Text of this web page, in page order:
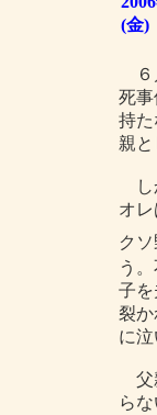
(金)
６
死
持た
親
し
オ
ク
う
子
裂
に
父
ら